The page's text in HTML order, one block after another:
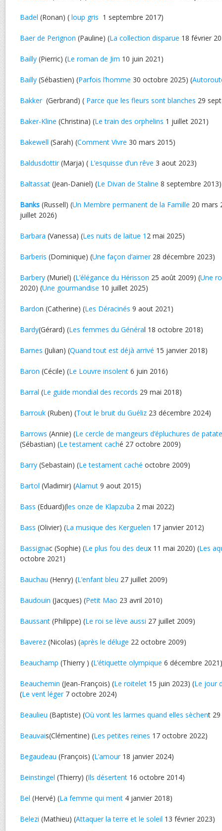
Badel (Ronan) ( loup gris 1 septembre 2017)
Baer de Perignon (Pauline) (La collection disparue 18 février
Bailly (Pierric) (Le roman de Jim 10 juin 2021)
Bailly (Sébastien) (Parfois l’homme 30 octobre 2025) (
Bakker (Gerbrand) ( Parce que les fleurs sont blanches 29
Baker-Kline (Christina) (Le train des orphelins 1 juillet 2021)
Bakewell (Sarah) (Comment Vivre 30 mars 2015)
Baldusdottir(Marja) ( L’esquisse d’un rêve 3 aout 2023)
Baltassat (Jean-Daniel) (Le Divan de Staline 8 septembre 2013)
Banks (Russell) (Un Membre permanent de la Famille 20 mars
juillet 2026)
Barbara (Vanessa) (Les nuits de laitue 1 2 mai 2025)
Barberis (Dominique) (Une façon d’aimer28 décembre 2023)
Barbery (Muriel) (L’élégance du Hérisson 25 août 2009) (Une
2020) (Une gourmandise 10 juillet 2025)
Bardon (Catherine) (Les Déracinés 9 aout 2021)
Bardy(Gérard) (Les femmes du Général 18 octobre 2018)
Barnes (Julian) (Quand tout est déjà arrivé 15 janvier 2018)
Baron (Cécile) (Le Louvre insolent 6 juin 2016)
Barral (Le guide mondial des records 29 mai 2018)
Barrouk (Ruben) (Tout le bruit du Guéliz 23 décembre 2024)
Barrows (Annie) (Le cercle de mangeurs d’épluchures de
(Sébastian) (Le testament caché 27 octobre 2009)
Barry (Sebastain) (Le testament caché octobre 2009)
Bartol (Vladimir) (Alamut 9 aout 2015)
Bass (Eduard)(les onze de Klapzuba 2 mai 2022)
Bass (Olivier) (La musique des Kerguelen 17 janvier 2012)
Bassignac (Sophie) (Le plus fou des deux 11 mai 2020) (Les
octobre 2021)
Bauchau (Henry) (L’enfant bleu 27 juillet 2009)
Baudouin (Jacques) (Petit Mao 23 avril 2010)
Baussant (Philippe) (Le roi se lève aussi 27 juillet 2009)
Baverez (Nicolas) (après le déluge 22 octobre 2009)
Beauchamp (Thierry ) (L’étiquette olympique 6 décembre 2021)
Beauchemin (Jean-François) (Le roitelet 15 juin 2023) (Le jour
(Le vent léger7 octobre 2024)
Beaulieu (Baptiste) (Où vont les larmes quand elles sèchent 29
Beauvais(Clémentine) (Les petites reines 17 octobre 2022)
Begaudeau (François) (L’amour18 janvier 2024)
Beinstingel (Thierry) (Ils désertent 16 octobre 2014)
Bel (Hervé) (La femme qui ment 4 janvier 2018)
Belezi (Mathieu) (Attaquer la terre et le soleil 13 février 2023)